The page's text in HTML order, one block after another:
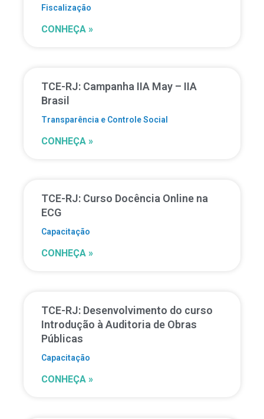
Fiscalização
CONHEÇA »
TCE-RJ: Campanha IIA May – IIA
Brasil
Transparência e Controle Social
CONHEÇA »
TCE-RJ: Curso Docência Online na
ECG
Capacitação
CONHEÇA »
TCE-RJ: Desenvolvimento do curso
Introdução à Auditoria de Obras
Públicas
Capacitação
CONHEÇA »